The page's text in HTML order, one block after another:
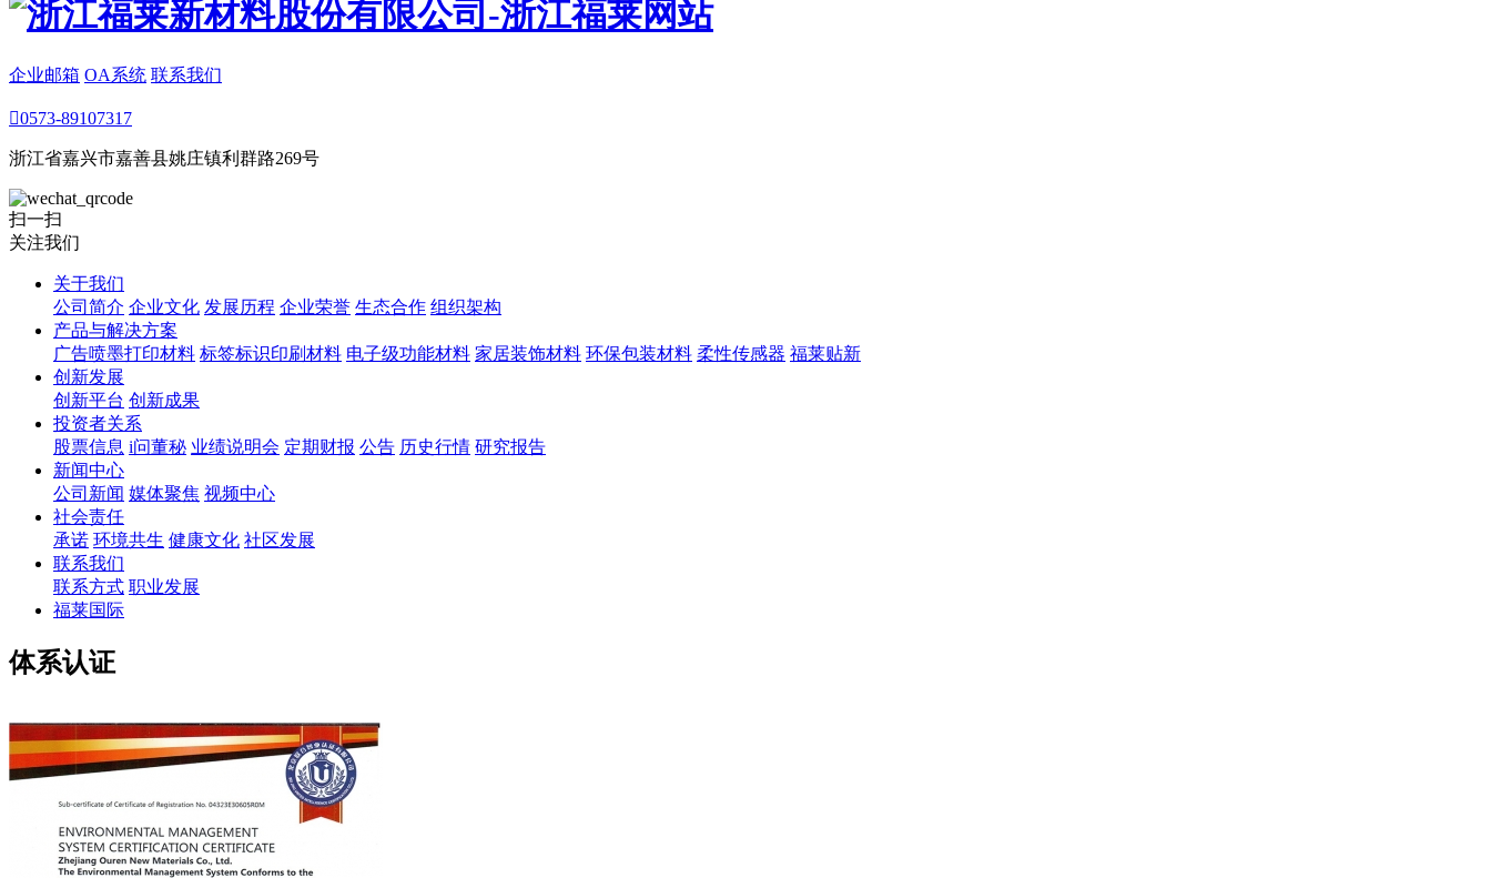
企业邮箱 OA系统 联系我们
0573-89107317
浙江省嘉兴市嘉善县姚庄镇利群路269号
扫一扫
关注我们
关于我们
公司简介 企业文化 发展历程 企业荣誉 生态合作 组织架构
产品与解决方案
广告喷墨打印材料 标签标识印刷材料 电子级功能材料 家居装饰材料 环保包装材料 柔性传感器 福莱贴新
创新发展
创新平台 创新成果
投资者关系
股票信息 i问董秘 业绩说明会 定期财报 公告 历史行情 研究报告
新闻中心
公司新闻 媒体聚焦 视频中心
社会责任
承诺 环境共生 健康文化 社区发展
联系我们
联系方式 职业发展
福莱国际
体系认证